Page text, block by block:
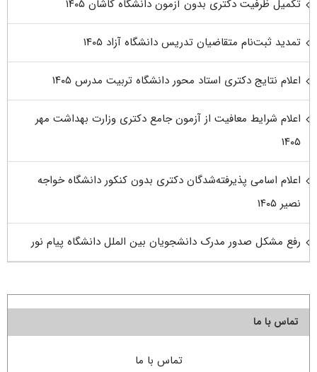
تکمیل ظرفیت دکتری بدون آزمون دانشگاه کاشان ۱۴۰۵
تمدید ثبت‌نام متقاضیان تدریس دانشگاه آزاد ۱۴۰۵
اعلام نتایج دکتری استاد محور دانشگاه تربیت مدرس ۱۴۰۵
اعلام شرایط معافیت از آزمون جامع دکتری وزارت بهداشت مهر
۱۴۰۵
اعلام اسامی پذیرفته‌شدگان دکتری بدون کنکور دانشگاه خواجه
نصیر ۱۴۰۵
رفع مشکل صدور مدرک دانشجویان بین الملل دانشگاه پیام نور
تماس با ما
تماس با ما